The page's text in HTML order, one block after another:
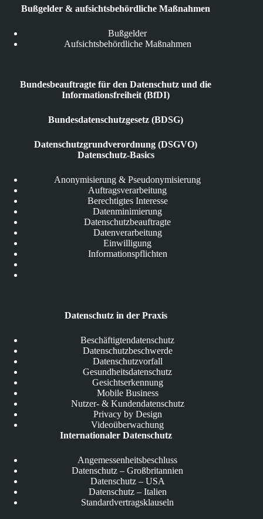
Bußgelder & aufsichtsbehördliche Maßnahmen
Bußgelder
Aufsichtsbehördliche Maßnahmen
Bundesbeauftragte für den Datenschutz und die
Informationsfreiheit (BfDI)
Bundesdatenschutzgesetz (BDSG)
Datenschutzgrundverordnung (DSGVO)
Datenschutz-Basics
Anonymisierung & Pseudonymisierung
Auftragsverarbeitung
Berechtigtes Interesse
Datenminimierung
Datenschutzbeauftragte
Datenverarbeitung
Einwilligung
Informationspflichten
Datenschutz in der Praxis
Beschäftigtendatenschutz
Datenschutzbeschwerde
Datenschutzvorfall
Gesundheitsdatenschutz
Gesichtserkennung
Mobile Business
Nutzer- & Kundendatenschutz
Privacy by Design
Videoüberwachung
Internationaler Datenschutz
Angemessenheitsbeschluss
Datenschutz – Großbritannien
Datenschutz – USA
Datenschutz – Italien
Standardvertragsklauseln